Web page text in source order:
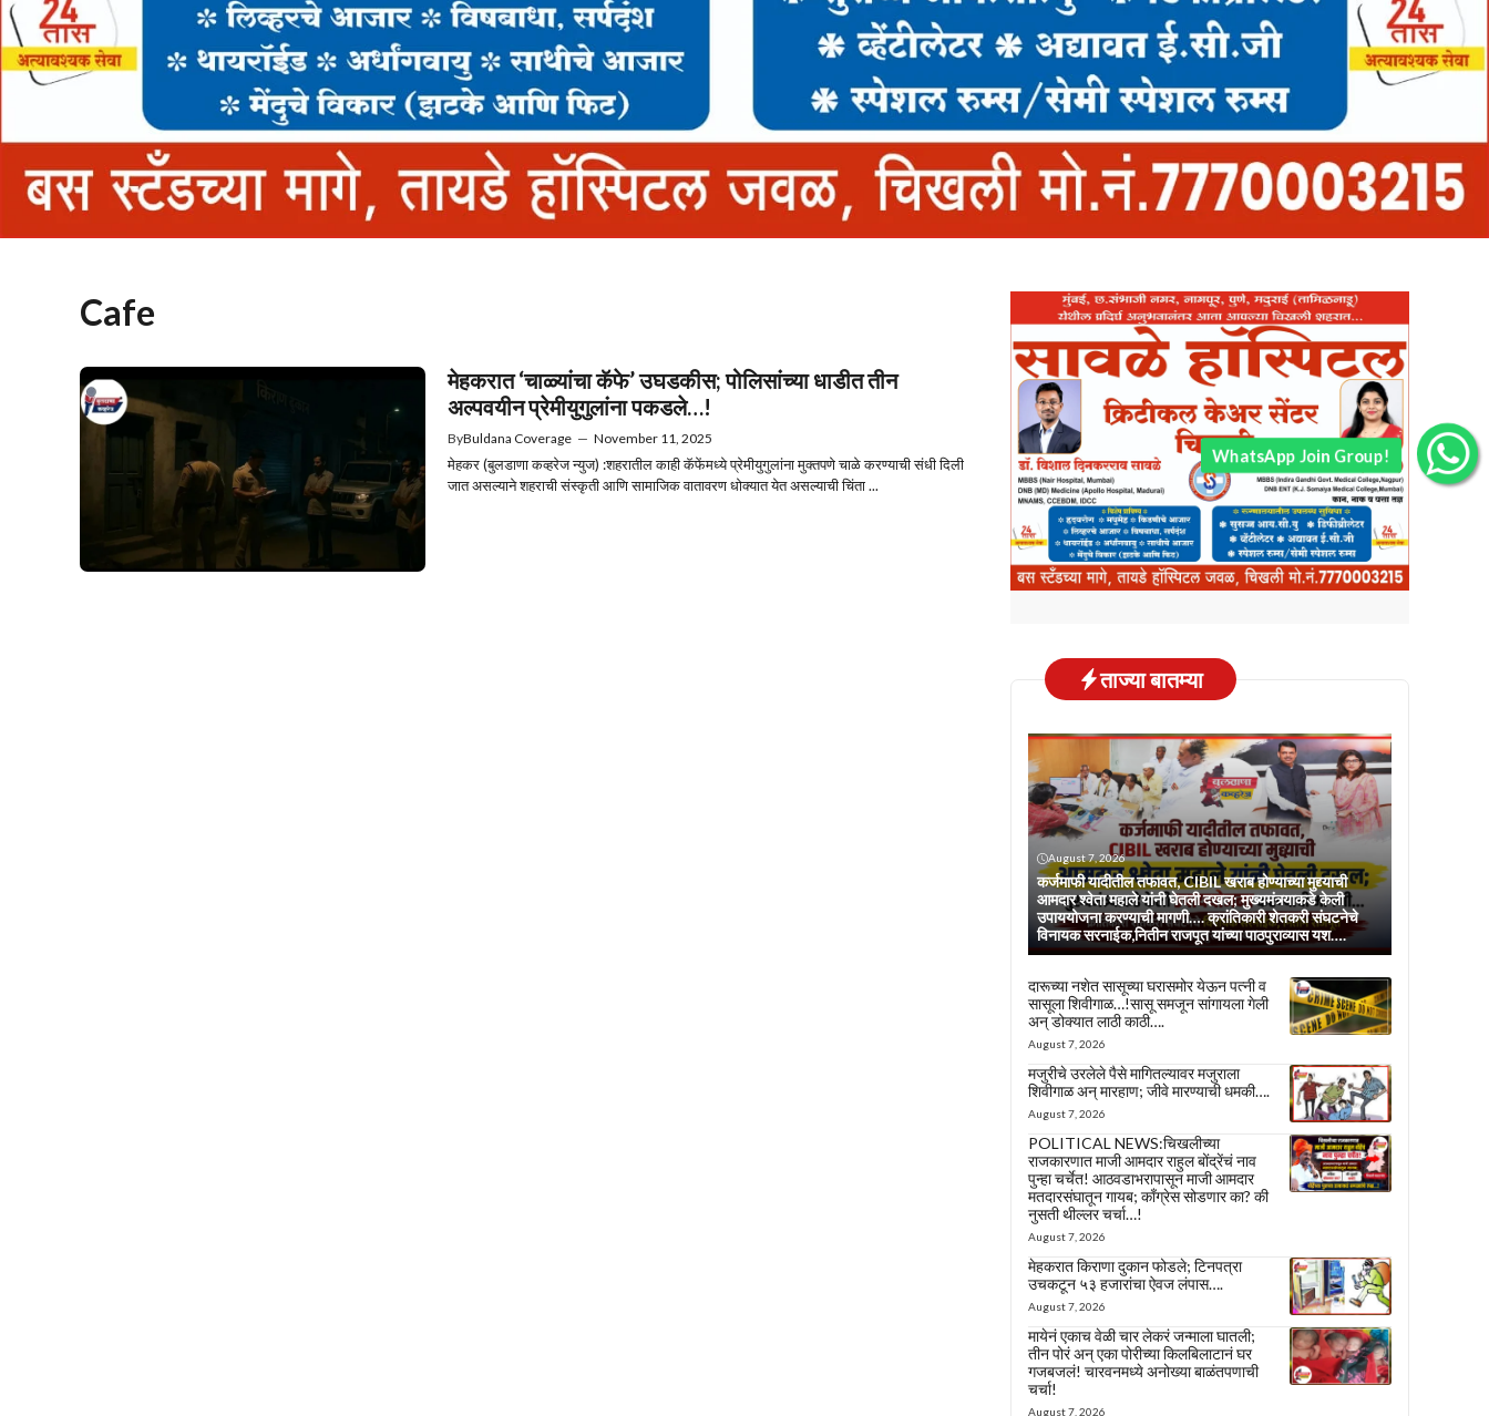
Cafe
मेहकरात ‘चाळ्यांचा कॅफे’ उघडकीस; पोलिसांच्या धाडीत तीन
अल्पवयीन प्रेमीयुगुलांना पकडले…!
ByBuldana Coverage — November 11, 2025
मेहकर (बुलडाणा कव्हरेज न्युज) :शहरातील काही कॅफेंमध्ये प्रेमीयुगुलांना मुक्तपणे चाळे करण्याची संधी दिली
जात असल्याने शहराची संस्कृती आणि सामाजिक वातावरण धोक्यात येत असल्याची चिंता ...
ताज्या बातम्या
August 7, 2026
कर्जमाफी यादीतील तफावत, CIBIL खराब होण्याच्या मुद्द्याची
आमदार श्वेता महाले यांनी घेतली दखल; मुख्यमंत्र्याकडे केली
उपाययोजना करण्याची मागणी…. क्रांतिकारी शेतकरी संघटनेचे
विनायक सरनाईक,नितीन राजपूत यांच्या पाठपुराव्यास यश….
दारूच्या नशेत सासूच्या घरासमोर येऊन पत्नी व
सासूला शिवीगाळ…!सासू समजून सांगायला गेली
अन् डोक्यात लाठी काठी….
August 7, 2026
मजुरीचे उरलेले पैसे मागितल्यावर मजुराला
शिवीगाळ अन् मारहाण; जीवे मारण्याची धमकी….
August 7, 2026
POLITICAL NEWS:चिखलीच्या
राजकारणात माजी आमदार राहुल बोंद्रेंचं नाव
पुन्हा चर्चेत! आठवडाभरापासून माजी आमदार
मतदारसंघातून गायब; काँग्रेस सोडणार का? की
नुसती थील्लर चर्चा…!
August 7, 2026
मेहकरात किराणा दुकान फोडले; टिनपत्रा
उचकटून ५३ हजारांचा ऐवज लंपास….
August 7, 2026
मायेनं एकाच वेळी चार लेकरं जन्माला घातली;
तीन पोरं अन् एका पोरीच्या किलबिलाटानं घर
गजबजलं! चारवनमध्ये अनोख्या बाळंतपणाची
चर्चा!
August 7, 2026
WhatsApp Join Group!